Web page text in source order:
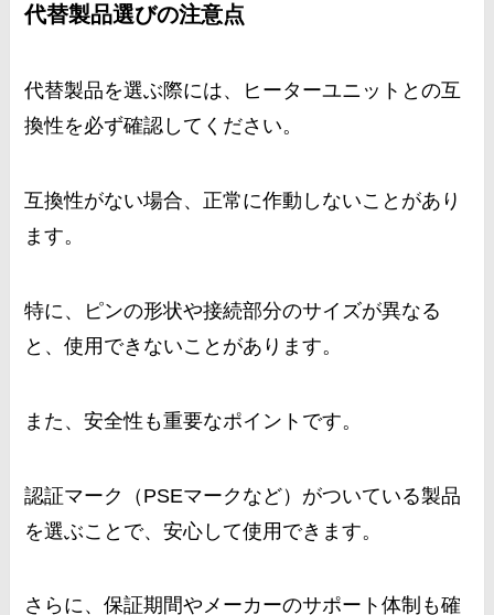
代替製品選びの注意点
代替製品を選ぶ際には、ヒーターユニットとの互
換性を必ず確認してください。
互換性がない場合、正常に作動しないことがあり
ます。
特に、ピンの形状や接続部分のサイズが異なる
と、使用できないことがあります。
また、安全性も重要なポイントです。
認証マーク（PSEマークなど）がついている製品
を選ぶことで、安心して使用できます。
さらに、保証期間やメーカーのサポート体制も確